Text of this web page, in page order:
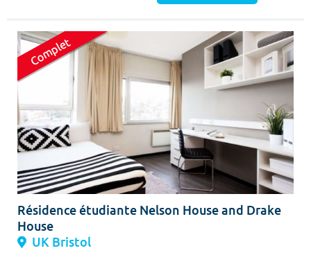
Résidence étudiante Nelson House and Drake
House
UK Bristol